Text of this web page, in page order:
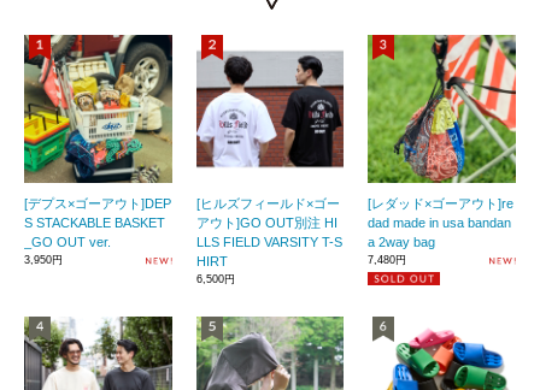
[デプス×ゴーアウト]DEP
S STACKABLE BASKET
_GO OUT ver.
3,950円
[ヒルズフィールド×ゴー
アウト]GO OUT別注 HI
LLS FIELD VARSITY T-S
HIRT
6,500円
[レダッド×ゴーアウト]re
dad made in usa bandan
a 2way bag
7,480円